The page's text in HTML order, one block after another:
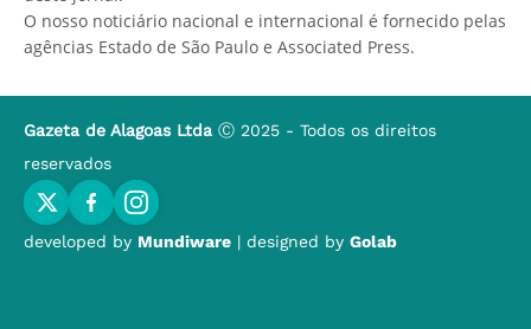
O nosso noticiário nacional e internacional é fornecido pelas
agências Estado de São Paulo e Associated Press.
Gazeta de Alagoas Ltda Ⓒ 2025 - Todos os direitos
reservados
developed by Mundiware | designed by Golab